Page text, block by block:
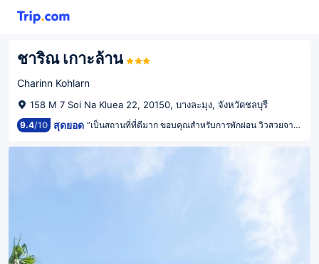
ชาริณ เกาะล้าน
Charinn Kohlarn
158 M 7 Soi Na Kluea 22, 20150, บางละมุง, จังหวัดชลบุรี
9.4/10 สุดยอด “เป็นสถานที่ที่ดีมาก ขอบคุณสำหรับการพักผ่อน วิวสวยจากหน้าต่าง”